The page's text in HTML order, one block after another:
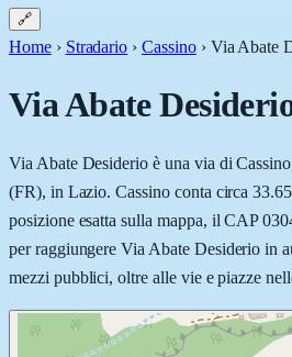
🔗
Home › Stradario › Cassino › Via Abate
Via Abate
Via Abate Desiderio è una via di
(FR), in Lazio. Cassino conta circa
posizione esatta sulla mappa, il CAP
per raggiungere Via Abate Desiderio in
mezzi pubblici, oltre alle vie e piazze